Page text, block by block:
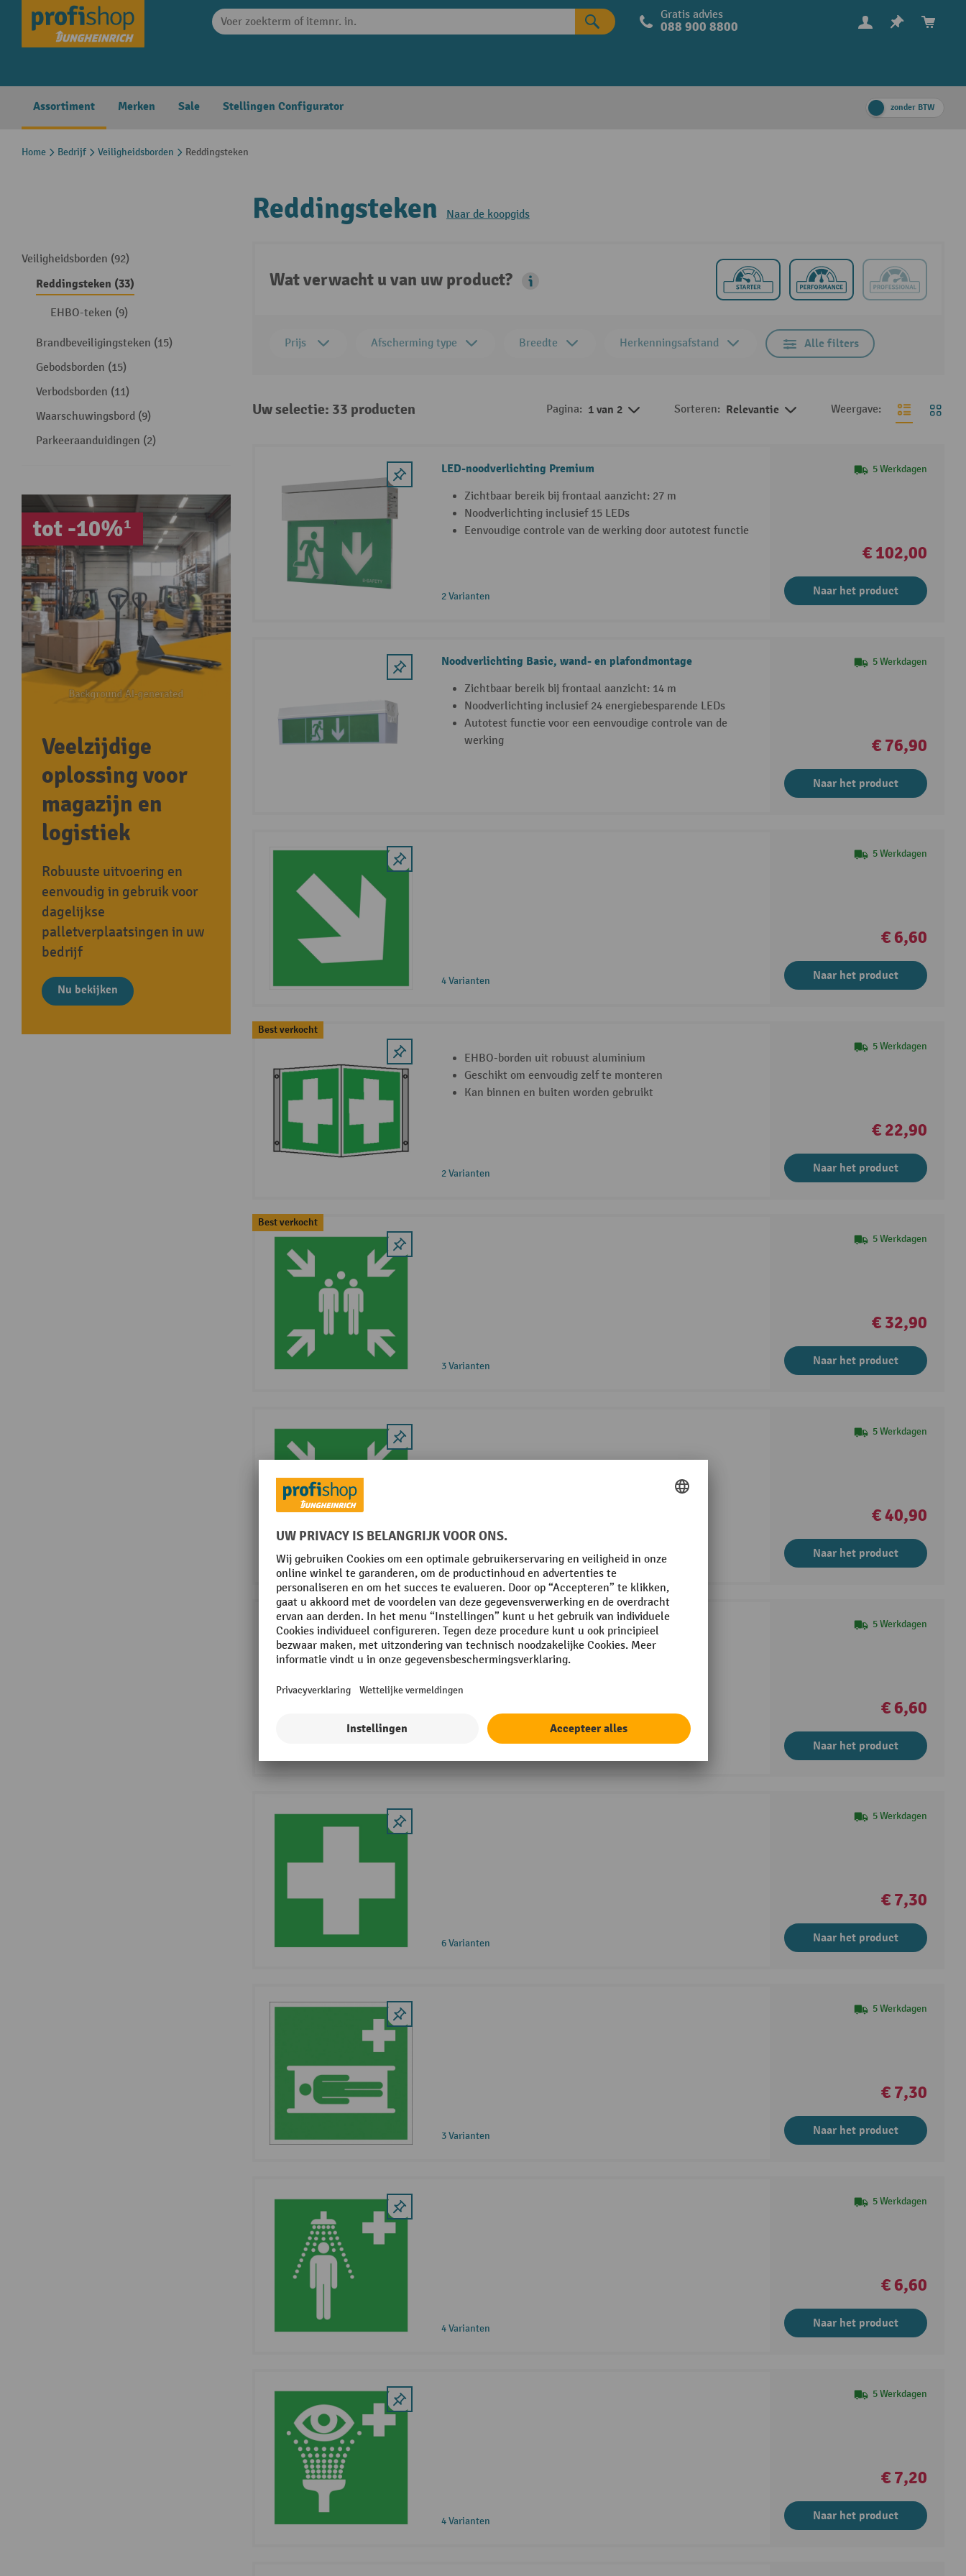
Skip to main navigation Gratis advies
088 900 8800
Assortiment Merken Sale Stellingen Configurator zonder BTW
Home Bedrijf Veiligheidsborden Reddingsteken
Veiligheidsborden (92)
Reddingsteken (33)
EHBO-teken (9)
Brandbeveiligingsteken (15)
Gebodsborden (15)
Verbodsborden (11)
Waarschuwingsbord (9)
Parkeeraanduidingen (2)
tot -10%¹
Veelzijdige
oplossing voor
magazijn en
logistiek
Robuuste uitvoering en
eenvoudig in gebruik voor
dagelijkse
palletverplaatsingen in uw
bedrijf
Nu bekijken
Reddingsteken Naar de koopgids
Wat verwacht u van uw product?
Prijs Afscherming type Breedte Herkenningsafstand Alle filters
Uw selectie: 33 producten Pagina: 1 van 2 Sorteren: Relevantie Weergave:
LED-noodverlichting Premium
Zichtbaar bereik bij frontaal aanzicht: 27 m
Noodverlichting inclusief 15 LEDs
Eenvoudige controle van de werking door autotest functie
2 Varianten
5 Werkdagen
€ 102,00
Naar het product
Noodverlichting Basic, wand- en plafondmontage
Zichtbaar bereik bij frontaal aanzicht: 14 m
Noodverlichting inclusief 24 energiebesparende LEDs
Autotest functie voor een eenvoudige controle van de
werking
5 Werkdagen
€ 76,90
Naar het product
4 Varianten
5 Werkdagen
€ 6,60
Naar het product
Best verkocht
EHBO-borden uit robuust aluminium
Geschikt om eenvoudig zelf te monteren
Kan binnen en buiten worden gebruikt
2 Varianten
5 Werkdagen
€ 22,90
Naar het product
Best verkocht
3 Varianten
5 Werkdagen
€ 32,90
Naar het product
3 Varianten
5 Werkdagen
€ 40,90
Naar het product
5 Werkdagen
€ 6,60
Naar het product
6 Varianten
5 Werkdagen
€ 7,30
Naar het product
3 Varianten
5 Werkdagen
€ 7,30
Naar het product
4 Varianten
5 Werkdagen
€ 6,60
Naar het product
4 Varianten
5 Werkdagen
€ 7,20
Naar het product